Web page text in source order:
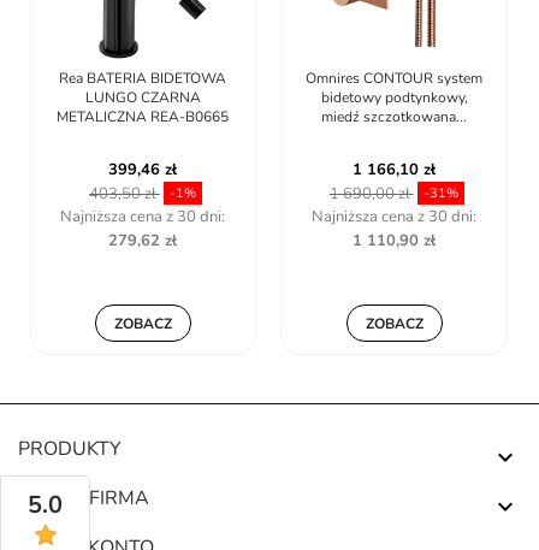
Rea BATERIA BIDETOWA
LUNGO CZARNA
METALICZNA REA-B0665
399,46 zł
403,50 zł
-1%
Najniższa cena z 30 dni:
279,62 zł
ZOBACZ
Omnires CONTOUR system
bidetowy podtynkowy,
miedź szczotkowana...
1 166,10 zł
1 690,00 zł
-31%
Najniższa cena z 30 dni:
1 110,90 zł
ZOBACZ
PRODUKTY 
NASZA FIRMA 
5.0